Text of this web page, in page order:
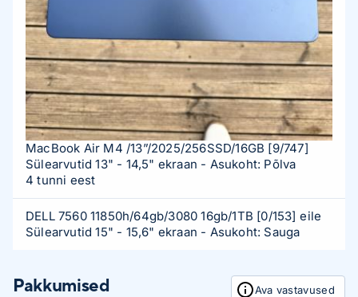
MacBook Air M4 /13”/2025/256SSD/16GB [9/747]
Sülearvutid 13" - 14,5" ekraan - Asukoht: Põlva
4 tunni eest
DELL 7560 11850h/64gb/3080 16gb/1TB [0/153]
Sülearvutid 15" - 15,6" ekraan - Asukoht: Sauga
eile
Pakkumised Ava vastavused